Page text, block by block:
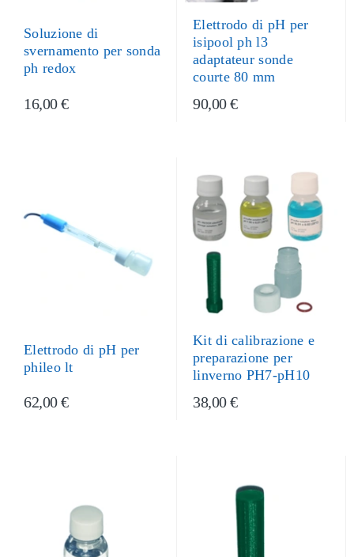
Soluzione di
svernamento per sonda
ph redox
16,00 €
Elettrodo di pH per
isipool ph l3
adaptateur sonde
courte 80 mm
90,00 €
Elettrodo di pH per
phileo lt
62,00 €
Kit di calibrazione e
preparazione per
linverno PH7-pH10
38,00 €